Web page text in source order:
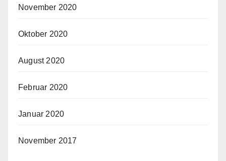
November 2020
Oktober 2020
August 2020
Februar 2020
Januar 2020
November 2017